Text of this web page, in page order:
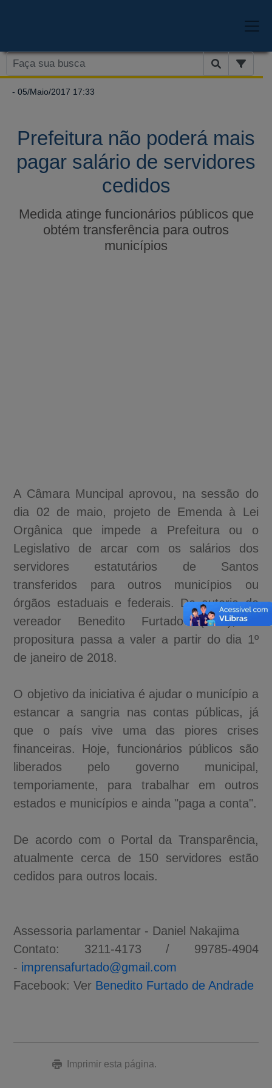
- 05/Maio/2017 17:33
Prefeitura não poderá mais
pagar salário de servidores
cedidos
Medida atinge funcionários públicos que
obtém transferência para outros
municípios
A Câmara Muncipal aprovou, na sessão do
dia 02 de maio, projeto de Emenda à Lei
Orgânica que impede a Prefeitura ou o
Legislativo de arcar com os salários dos
servidores estatutários de Santos
transferidos para outros municípios ou
órgãos estaduais e federais. De autoria do
vereador Benedito Furtado (PSB), a
propositura passa a valer a partir do dia 1º
de janeiro de 2018.
O objetivo da iniciativa é ajudar o município a
estancar a sangria nas contas públicas, já
que o país vive uma das piores crises
financeiras. Hoje, funcionários públicos são
liberados pelo governo municipal,
temporiamente, para trabalhar em outros
estados e municípios e ainda "paga a conta".
De acordo com o Portal da Transparência,
atualmente cerca de 150 servidores estão
cedidos para outros locais.
Assessoria parlamentar - Daniel Nakajima
Contato: 3211-4173 / 99785-4904
- imprensafurtado@gmail.com
Facebook: Ver Benedito Furtado de Andrade
Imprimir esta página.